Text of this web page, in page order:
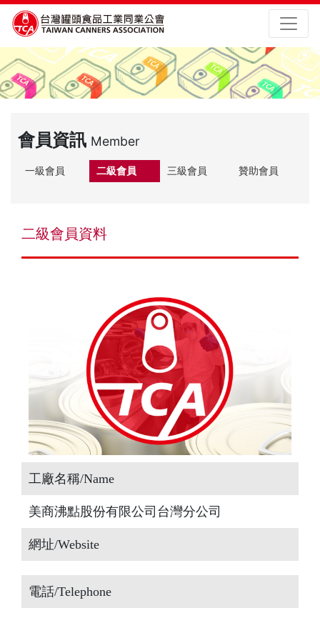
會員資訊 Member
一級會員 二級會員 三級會員 贊助會員
二級會員資料
工廠名稱/Name
美商沸點股份有限公司台灣分公司
網址/Website
電話/Telephone